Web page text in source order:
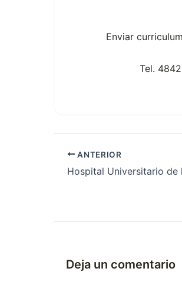
Enviar
Tel.
ANTERIOR
Deja un comentario